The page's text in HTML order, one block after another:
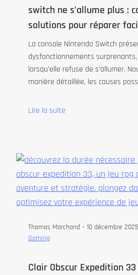
switch ne s’allume plus :
solutions pour réparer
La console Nintendo Switch
dysfonctionnements
lorsqu’elle refuse de s’allumer.
manière détaillée, les causes
Lire la suite
Thomas Marchand – 10 décembre 2025
Gaming
Clair Obscur Expedition